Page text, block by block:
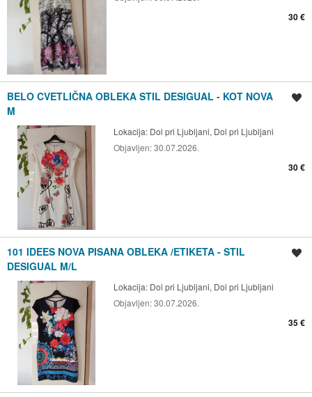
30 €
BELO CVETLIČNA OBLEKA STIL DESIGUAL - KOT NOVA
M
Lokacija: Dol pri Ljubljani, Dol pri Ljubljani
Objavljen:30.07.2026.
30 €
101 IDEES NOVA PISANA OBLEKA /ETIKETA - STIL
DESIGUAL M/L
Lokacija: Dol pri Ljubljani, Dol pri Ljubljani
Objavljen:30.07.2026.
35 €